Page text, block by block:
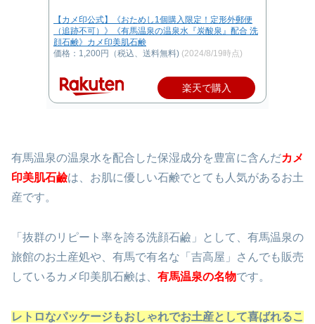
【カメ印公式】《おためし1個購入限定！定形外郵便
（追跡不可）》《有馬温泉の温泉水『炭酸泉』配合 洗
顔石鹸》カメ印美肌石鹸
価格：1,200円（税込、送料無料) (2024/8/19時点)
楽天で購入
有馬温泉の温泉水を配合した保湿成分を豊富に含んだカメ
印美肌石鹼は、お肌に優しい石鹸でとても人気があるお土
産です。
「抜群のリピート率を誇る洗顔石鹼」として、有馬温泉の
旅館のお土産処や、有馬で有名な「吉高屋」さんでも販売
しているカメ印美肌石鹸は、 有馬温泉の名物です。
レトロなパッケージもおしゃれでお土産として喜ばれるこ